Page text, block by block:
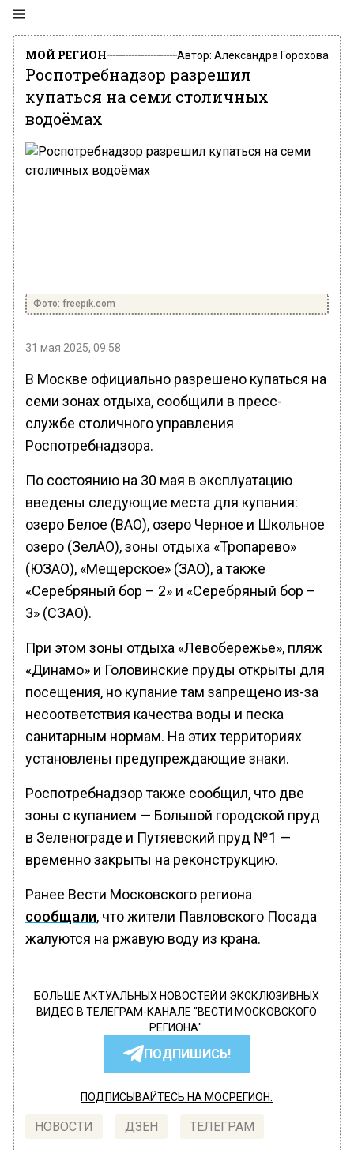
МОЙ РЕГИОН Автор: Александра Горохова
Роспотребнадзор разрешил
купаться на семи столичных
водоёмах
Фото: freepik.com
31 мая 2025, 09:58
В Москве официально разрешено купаться на
семи зонах отдыха, сообщили в пресс-
службе столичного управления
Роспотребнадзора.
По состоянию на 30 мая в эксплуатацию
введены следующие места для купания:
озеро Белое (ВАО), озеро Черное и Школьное
озеро (ЗелАО), зоны отдыха «Тропарево»
(ЮЗАО), «Мещерское» (ЗАО), а также
«Серебряный бор – 2» и «Серебряный бор –
3» (СЗАО).
При этом зоны отдыха «Левобережье», пляж
«Динамо» и Головинские пруды открыты для
посещения, но купание там запрещено из-за
несоответствия качества воды и песка
санитарным нормам. На этих территориях
установлены предупреждающие знаки.
Роспотребнадзор также сообщил, что две
зоны с купанием — Большой городской пруд
в Зеленограде и Путяевский пруд №1 —
временно закрыты на реконструкцию.
Ранее Вести Московского региона
сообщали, что жители Павловского Посада
жалуются на ржавую воду из крана.
БОЛЬШЕ АКТУАЛЬНЫХ НОВОСТЕЙ И ЭКСКЛЮЗИВНЫХ
ВИДЕО В ТЕЛЕГРАМ-КАНАЛЕ "ВЕСТИ МОСКОВСКОГО
РЕГИОНА".
ПОДПИШИСЬ!
ПОДПИСЫВАЙТЕСЬ НА МОСРЕГИОН:
НОВОСТИ ДЗЕН ТЕЛЕГРАМ